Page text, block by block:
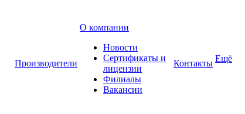
Производители
О компании
Новости
Сертификаты и
лицензии
Филиалы
Вакансии
Контакты Ещё